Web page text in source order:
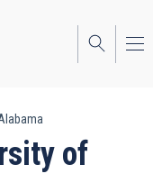
of